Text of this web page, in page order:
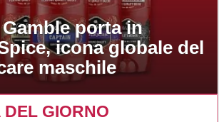
porta in
icona globale del
maschile
GIORNO